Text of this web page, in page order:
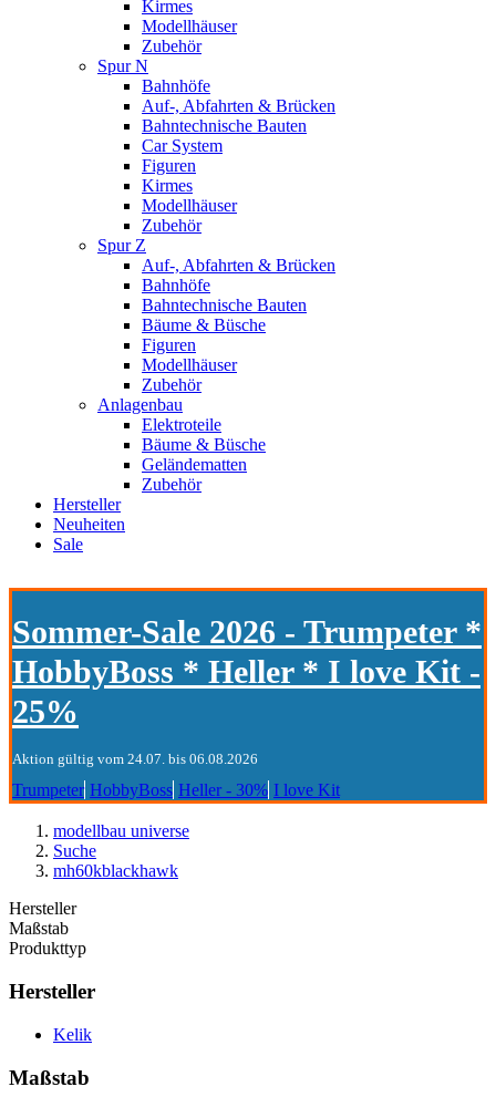
Kirmes
Modellhäuser
Zubehör
Spur N
Bahnhöfe
Auf-, Abfahrten & Brücken
Bahntechnische Bauten
Car System
Figuren
Kirmes
Modellhäuser
Zubehör
Spur Z
Auf-, Abfahrten & Brücken
Bahnhöfe
Bahntechnische Bauten
Bäume & Büsche
Figuren
Modellhäuser
Zubehör
Anlagenbau
Elektroteile
Bäume & Büsche
Geländematten
Zubehör
Hersteller
Neuheiten
Sale
Sommer-Sale 2026 - Trumpeter *
HobbyBoss * Heller * I love Kit -
25%
Aktion gültig vom 24.07. bis 06.08.2026
Trumpeter HobbyBoss Heller - 30% I love Kit
modellbau universe
Suche
mh60kblackhawk
Hersteller
Maßstab
Produkttyp
Hersteller
Kelik
Maßstab